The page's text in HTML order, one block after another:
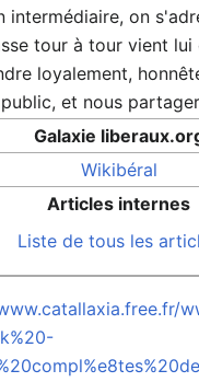
intermédiaire, on
tour à tour vient lui
loyalement,
public, et nous
Galaxie
Wikibéral
Articles internes
Liste de tous les